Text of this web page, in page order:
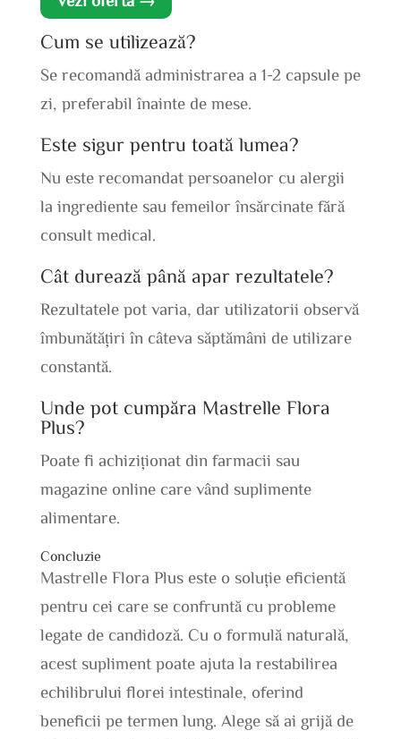
Cum se utilizează?
Se recomandă administrarea a 1-2 capsule pe
zi, preferabil înainte de mese.
Este sigur pentru toată lumea?
Nu este recomandat persoanelor cu alergii
la ingrediente sau femeilor însărcinate fără
consult medical.
Cât durează până apar rezultatele?
Rezultatele pot varia, dar utilizatorii observă
îmbunătățiri în câteva săptămâni de utilizare
constantă.
Unde pot cumpăra Mastrelle Flora
Plus?
Poate fi achiziționat din farmacii sau
magazine online care vând suplimente
alimentare.
Concluzie
Mastrelle Flora Plus este o soluție eficientă
pentru cei care se confruntă cu probleme
legate de candidoză. Cu o formulă naturală,
acest supliment poate ajuta la restabilirea
echilibrului florei intestinale, oferind
beneficii pe termen lung. Alege să ai grijă de